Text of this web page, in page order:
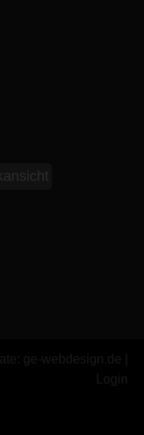
ge-webdesign.de
Login